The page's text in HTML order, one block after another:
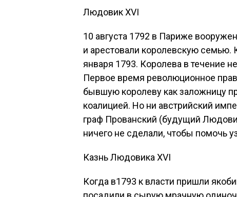
Людовик XVI
10 августа 1792 в Париже
и арестовали королевскую семью.
января 1793. Королева в течение
Первое время революционное
бывшую королеву как заложницу
коалицией. Но ни австрийский
граф Прованский (будущий
ничего не сделали, чтобы помочь
Казнь Людовика XVI
Когда в1793 к власти пришли